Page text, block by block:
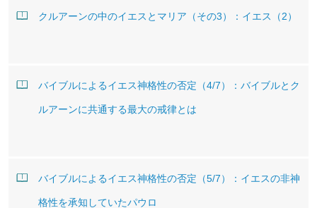
クルアーンの中のイエスとマリア（その3）：イエス（2）
バイブルによるイエス神格性の否定（4/7）：バイブルとク
ルアーンに共通する最大の戒律とは
バイブルによるイエス神格性の否定（5/7）：イエスの非神
格性を承知していたパウロ